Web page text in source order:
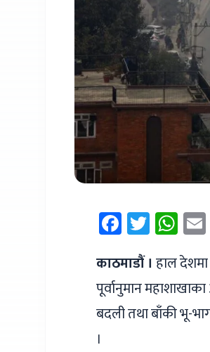
Facebook
काठमाडौं । हाल देशमा
पूर्वानुमान
बदली तथा बाँकी भू-
।